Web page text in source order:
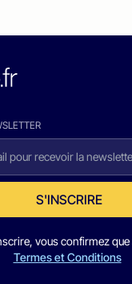
S'INSCRIRE
vous confirmez
Termes et Conditions